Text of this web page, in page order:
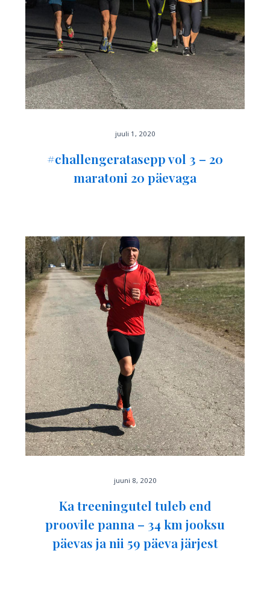
juuli 1, 2020
#challengeratasepp vol 3 – 20
maratoni 20 päevaga
juuni 8, 2020
Ka treeningutel tuleb end
proovile panna – 34 km jooksu
päevas ja nii 59 päeva järjest